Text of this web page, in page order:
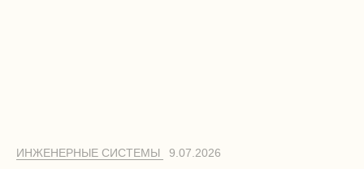
ИНЖЕНЕРНЫЕ СИСТЕМЫ 9.07.2026